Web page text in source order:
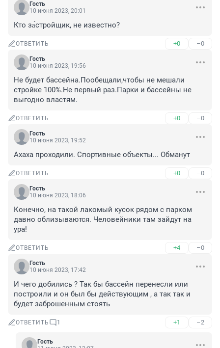
Гость
10 июня 2023, 20:01
Кто за́стройщик, не известно?
ОТВЕТИТЬ +0 –0
Гость
10 июня 2023, 19:56
Не будет бассейна.Пообещали,чтобы не мешали
стройке 100%.Не первый раз.Парки и бассейны не
выгодно властям.
ОТВЕТИТЬ +0 –0
Гость
10 июня 2023, 19:52
Ахаха проходили. Спортивные объекты... Обманут
ОТВЕТИТЬ +0 –0
Гость
10 июня 2023, 18:06
Конечно, на такой лакомый кусок рядом с парком
давно облизываются. Человейники там зайдут на
ура!
ОТВЕТИТЬ +4 –0
Гость
10 июня 2023, 17:42
И чего добились ? Так бы бассейн перенесли или
построили и он был бы действующим , а так так и
будет заброшенным стоять
ОТВЕТИТЬ 1 +1 –2
Гость